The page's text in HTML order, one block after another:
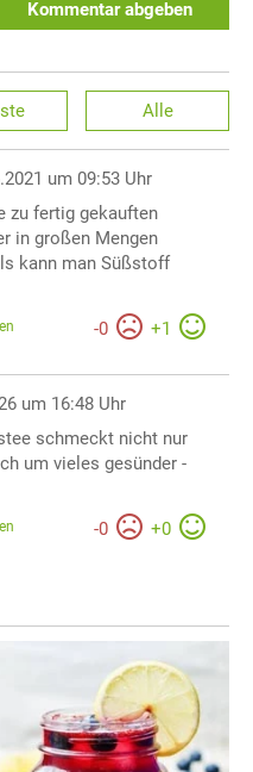
Kommentar abgeben
Alle
um 09:53 Uhr
zu fertig gekauften
in großen Mengen
kann man Süßstoff
-0 +1
um 16:48 Uhr
schmeckt nicht nur
um vieles gesünder -
-0 +0